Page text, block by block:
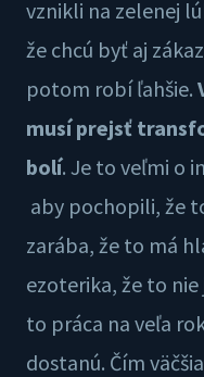
vznikli na zelenej
že chcú byť aj
potom robí ľahšie.
musí prejsť
bolí. Je to veľmi o
aby pochopili, že
zarába, že to má
ezoterika, že to nie
to práca na veľa
dostanú. Čím